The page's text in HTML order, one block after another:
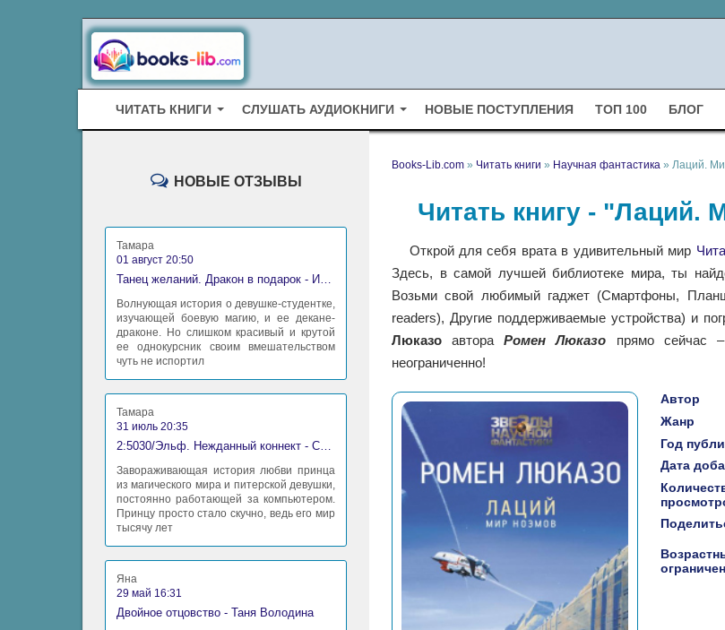
ЧИТАТЬ КНИГИ СЛУШАТЬ АУДИОКНИГИ НОВЫЕ ПОСТУПЛЕНИЯ ТОП 100 БЛОГ
Books-Lib.com » Читать книги » Научная фантастика » Лаций.
Читать книгу - "Лаций.
Открой для себя врата в удивительный мир
Здесь, в самой лучшей библиотеке мира, ты
Возьми свой любимый гаджет (Смартфоны,
readers), Другие поддерживаемые устройства) и
Люказо автораРомен Люказо прямо сейчас
неограниченно!
Автор
Жанр
Год
Дата
НОВЫЕ ОТЗЫВЫ
Тамара
01 август 20:50
Танец желаний. Дракон в подарок - Ирина Алексеева
Волнующая история о девушке-студентке,
изучающей боевую магию, и ее декане-
драконе. Но слишком красивый и крутой
ее однокурсник своим вмешательством
чуть не испортил
Тамара
31 июль 20:35
2:5030/Эльф. Нежданный коннект - Станислав Миков
Завораживающая история любви принца
из магического мира и питерской девушки,
постоянно работающей за компьютером.
Принцу просто стало скучно, ведь его мир
тысячу лет
Яна
29 май 16:31
Двойное отцовство - Таня Володина